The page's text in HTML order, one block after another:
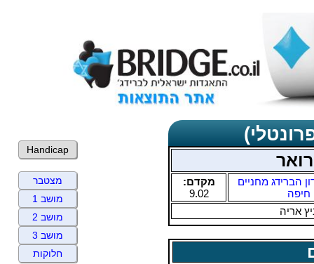
הברידג מחניים
חיפה
מקדם:
9.02
אריה
Handicap
מצטבר
מושב 1
מושב 2
מושב 3
חלוקות